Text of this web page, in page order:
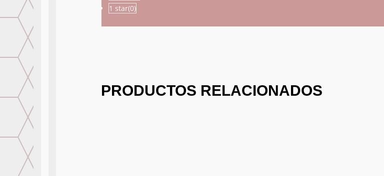
1 star(0)
PRODUCTOS RELACIONADOS